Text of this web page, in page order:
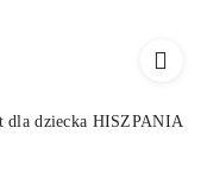
dziecka HISZPANIA